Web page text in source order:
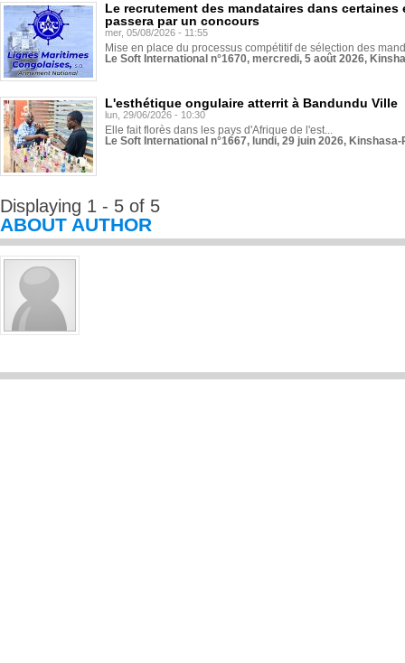
Le recrutement des mandataires dans
passera par un concours
mer, 05/08/2026 - 11:55
Mise en place du processus compétitif de sélection des
Le Soft International n°1670, mercredi, 5 août 2026,
L'esthétique ongulaire atterrit à Bandundu Ville
lun, 29/06/2026 - 10:30
Elle fait florès dans les pays d'Afrique de l'est...
Le Soft International n°1667, lundi, 29 juin 2026,
Displaying 1 - 5 of 5
ABOUT AUTHOR